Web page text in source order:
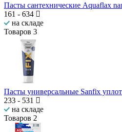
Пасты сантехнические Aquaflax
161 - 634
на складе
Товаров 3
Пасты универсальные Sanfix
233 - 531
на складе
Товаров 2